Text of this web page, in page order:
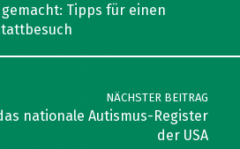
Tipps für einen
NÄCHSTER BEITRAG
nationale Autismus-Register
der USA